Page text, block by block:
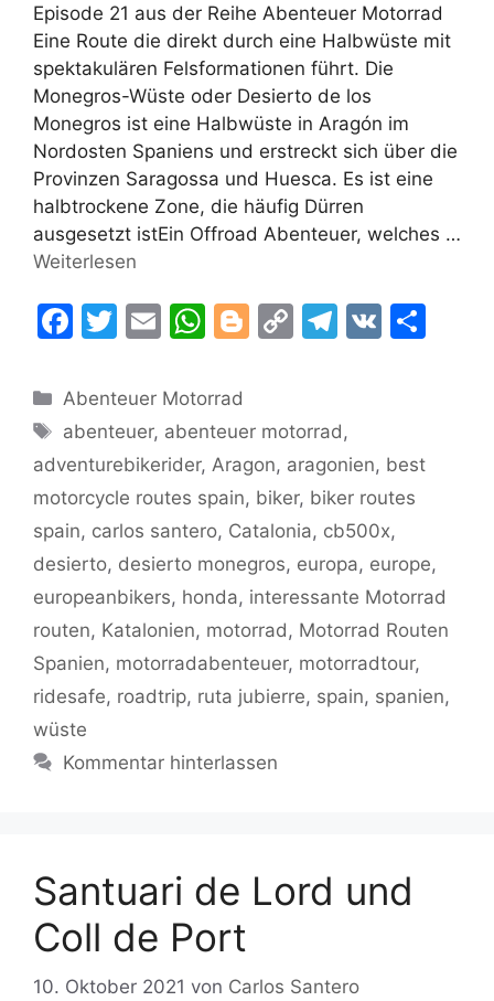
Episode 21 aus der Reihe Abenteuer Motorrad
Eine Route die direkt durch eine Halbwüste mit
spektakulären Felsformationen führt. Die
Monegros-Wüste oder Desierto de los
Monegros ist eine Halbwüste in Aragón im
Nordosten Spaniens und erstreckt sich über die
Provinzen Saragossa und Huesca. Es ist eine
halbtrockene Zone, die häufig Dürren
ausgesetzt istEin Offroad Abenteuer, welches …
Weiterlesen
F
c
e
b
o
o
k
T
itt
er
E
ai
l
W
at
s
A
p
p
Bl
g
er
C
y
Li
n
k
T
gr
a
m
V
Kategorien
Abenteuer Motorrad
Schlagwörter
abenteuer, abenteuer motorrad,
adventurebikerider, Aragon, aragonien, best
motorcycle routes spain, biker, biker routes
spain, carlos santero, Catalonia, cb500x,
desierto, desierto monegros, europa, europe,
europeanbikers, honda, interessante Motorrad
routen, Katalonien, motorrad, Motorrad Routen
Spanien, motorradabenteuer, motorradtour,
ridesafe, roadtrip, ruta jubierre, spain, spanien,
wüste
Kommentar hinterlassen
Santuari de Lord und
Coll de Port
10. Oktober 2021 von Carlos Santero